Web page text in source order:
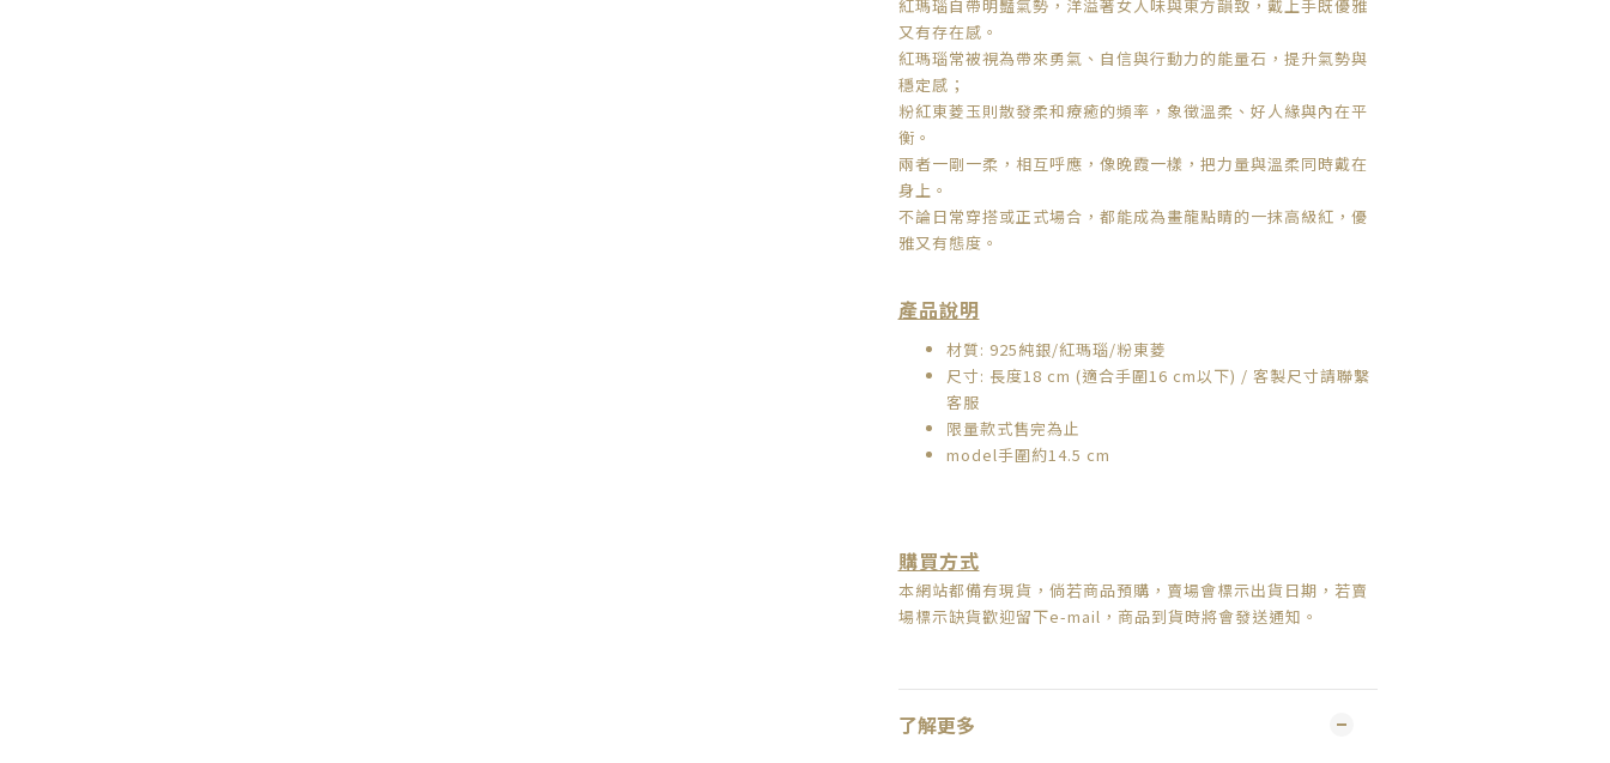
紅瑪瑙自帶明豔氣勢，洋溢著女人味與東方韻致，戴上手既優雅
又有存在感。
紅瑪瑙常被視為帶來勇氣、自信與行動力的能量石，提升氣勢與
穩定感；
粉紅東菱玉則散發柔和療癒的頻率，象徵溫柔、好人緣與內在平
衡。
兩者一剛一柔，相互呼應，像晚霞一樣，把力量與溫柔同時戴在
身上。
不論日常穿搭或正式場合，都能成為畫龍點睛的一抹高級紅，優
雅又有態度。
產品說明
材質: 925純銀/紅瑪瑙/粉東菱
尺寸: 長度18 cm (適合手圍16 cm以下) / 客製尺寸請聯繫
客服
限量款式售完為止
model手圍約14.5 cm
購買方式
本網站都備有現貨，倘若商品預購，賣場會標示出貨日期， 若賣
場標示缺貨歡迎留下e-mail，商品到貨時將會發送通知。
了解更多